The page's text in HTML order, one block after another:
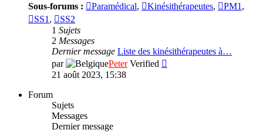
Sous-forums :
Paramédical, Kinésithérapeutes, PM1,
SS1,
SS2
1 Sujets
2 Messages
Dernier message Liste des kinésithérapeutes à…
par
Peter Verified
21 août 2023, 15:38
Forum
Sujets
Messages
Dernier message